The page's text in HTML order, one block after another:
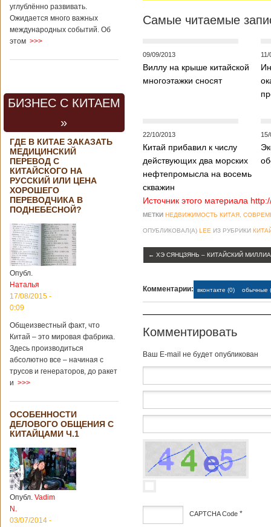
углублённо развивать.
Ожидается много важных
международных событий. Об
этом >>>
БИЗНЕС С КИТАЕМ
»
ГДЕ В КИТАЕ ЗАКАЗАТЬ
МЕДИЦИНСКИЙ
ПЕРЕВОД С
КИТАЙСКОГО НА
РУССКИЙ ИЛИ ЦЕНА
ХОРОШЕГО
ПЕРЕВОДЧИКА В
ПОДНЕБЕСНОЙ?
Опубл.
Наталья
17/08/2015 -
0:09
Общеизвестный факт, что
Китай – это мировая фабрика.
Здесь производиться
абсолютно все – начиная с
трусов и генераторов, до ракет
и >>>
ОСОБЕННОСТИ
ДЕЛОВОГО ОБЩЕНИЯ С
КИТАЙЦАМИ Ч.1
Опубл. Vadim
N.
03/07/2014 -
Самые читаемые
09/09/2013
Виллу на крыше китайской
многоэтажки сносят
22/10/2013
Китай прибавил к числу
действующих два морских
нефтепромысла на восемь
скважин
Источник этого материала
МЕТКИ НЕДВИЖИМОСТЬ КИТАЯ
ОПУБЛИКОВАЛ(А) LEE ИЗ РУБРИКИ
← ХЭ СЯНЦЗЯНЬ – КИТАЙСКИЙ
Комментарии: вконтакте (0) обычные
Комментировать
Baш E-mail не будет опубликован
CAPTCHA Code *